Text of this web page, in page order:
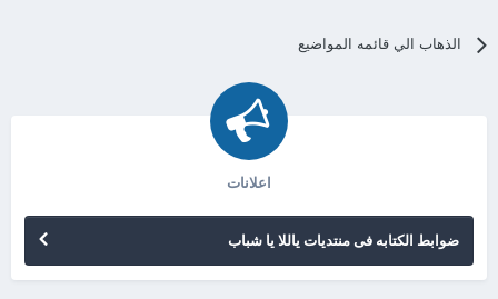
الذهاب الي قائمه المواضيع
اعلانات
ضوابط الكتابه فى منتديات ياللا يا شباب